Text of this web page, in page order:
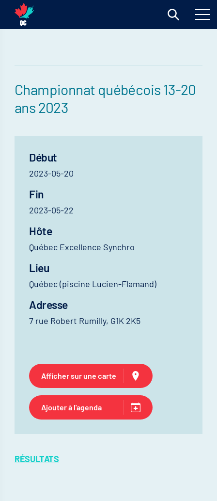
Championnat québécois 13-20
ans 2023
RÉSULTATS
Début
2023-05-20
Fin
2023-05-22
Hôte
Québec Excellence Synchro
Lieu
Québec (piscine Lucien-Flamand)
Adresse
7 rue Robert Rumilly, G1K 2K5
Afficher sur une carte
Ajouter à l'agenda